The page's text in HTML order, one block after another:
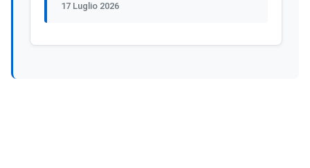
17 Luglio 2026